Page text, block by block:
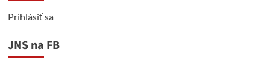
Prihlásiť sa
JNS na FB